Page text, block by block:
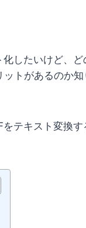
したいけど、
トがあるのか
テキスト変換